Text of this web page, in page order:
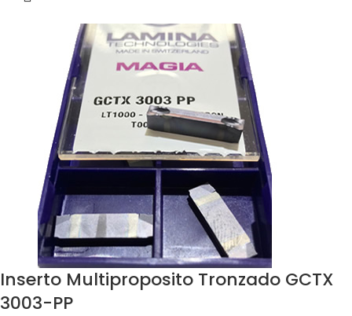
Inserto Multiproposito Tronzado GCTX
3003-PP